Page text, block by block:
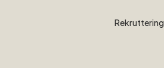
Rekruttering